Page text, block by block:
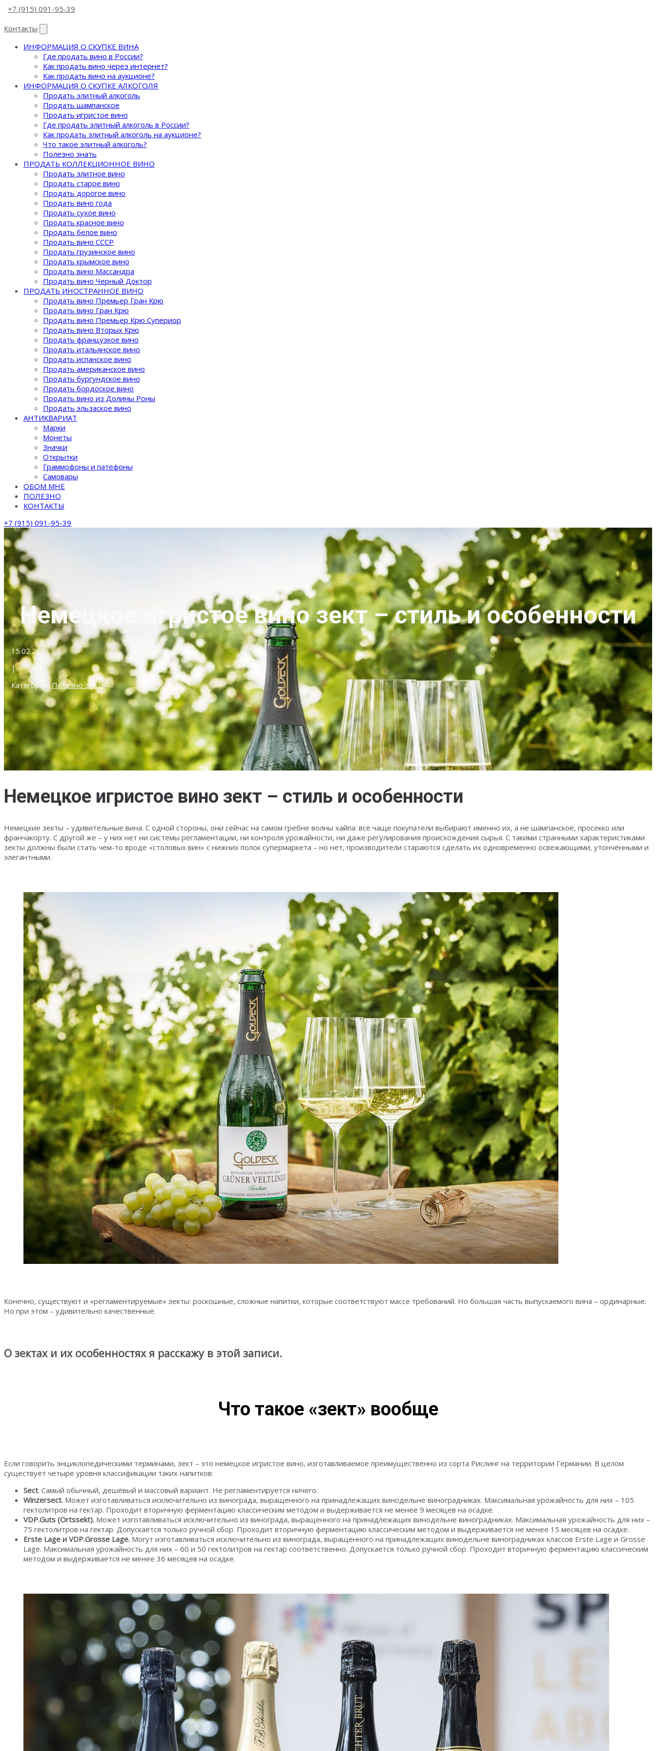
+7 (915) 091-95-39
Контакты
ИНФОРМАЦИЯ О СКУПКЕ ВИНА
Где продать вино в России?
Как продать вино через интернет?
Как продать вино на аукционе?
ИНФОРМАЦИЯ О СКУПКЕ АЛКОГОЛЯ
Продать элитный алкоголь
Продать шампанское
Продать игристое вино
Где продать элитный алкоголь в России?
Как продать элитный алкоголь на аукционе?
Что такое элитный алкоголь?
Полезно знать
ПРОДАТЬ КОЛЛЕКЦИОННОЕ ВИНО
Продать элитное вино
Продать старое вино
Продать дорогое вино
Продать вино года
Продать сухое вино
Продать красное вино
Продать белое вино
Продать вино СССР
Продать грузинское вино
Продать крымское вино
Продать вино Массандра
Продать вино Черный Доктор
ПРОДАТЬ ИНОСТРАННОЕ ВИНО
Продать вино Премьер Гран Крю
Продать вино Гран Крю
Продать вино Премьер Крю Супериор
Продать вино Вторых Крю
Продать французкое вино
Продать итальянское вино
Продать испанское вино
Продать американское вино
Продать бургундское вино
Продать бордоское вино
Продать вино из Долины Роны
Продать эльзаское вино
АНТИКВАРИАТ
Марки
Монеты
Значки
Открытки
Граммофоны и патефоны
Самовары
ОБОМ МНЕ
ПОЛЕЗНО
КОНТАКТЫ
+7 (915) 091-95-39
Немецкое игристое вино зект – стиль и особенности
15.02.2023
|
Категории:Полезно знать
Немецкое игристое вино зект – стиль и особенности
Немецкие зекты – удивительные вина. С одной стороны, они сейчас на самом гребне волны хайпа: всё чаще покупатели выбирают именно их, а не шампанское, просекко или
франчакорту. С другой же – у них нет ни системы регламентации, ни контроля урожайности, ни даже регулирования происхождения сырья. С такими странными характеристиками
зекты должны были стать чем-то вроде «столовых вин» с нижних полок супермаркета – но нет, производители стараются сделать их одновременно освежающими, утончёнными и
элегантными.
Конечно, существуют и «регламентируемые» зекты: роскошные, сложные напитки, которые соответствуют массе требований. Но большая часть выпускаемого вина – ординарные.
Но при этом – удивительно качественные.
О зектах и их особенностях я расскажу в этой записи.
Что такое «зект» вообще
Если говорить энциклопедическими терминами, зект – это немецкое игристое вино, изготавливаемое преимущественно из сорта Рислинг на территории Германии. В целом
существует четыре уровня классификации таких напитков:
Sect. Самый обычный, дешёвый и массовый вариант. Не регламентируется ничего.
Winzersect. Может изготавливаться исключительно из винограда, выращенного на принадлежащих винодельне виноградниках. Максимальная урожайность для них – 105
гектолитров на гектар. Проходит вторичную ферментацию классическим методом и выдерживается не менее 9 месяцев на осадке.
VDP.Guts (Ortssekt). Может изготавливаться исключительно из винограда, выращенного на принадлежащих винодельне виноградниках. Максимальная урожайность для них –
75 гектолитров на гектар. Допускается только ручной сбор. Проходит вторичную ферментацию классическим методом и выдерживается не менее 15 месяцев на осадке.
Erste Lage и VDP.Grosse Lage. Могут изготавливаться исключительно из винограда, выращенного на принадлежащих винодельне виноградниках классов Erste Lage и Grosse
Lage. Максимальная урожайность для них – 60 и 50 гектолитров на гектар соответственно. Допускается только ручной сбор. Проходит вторичную ферментацию классическим
методом и выдерживается не менее 36 месяцев на осадке.